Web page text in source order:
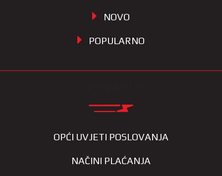
NOVO
POPULARNO
OPĆI UVJETI POSLOVANJA
NAČINI PLAĆANJA